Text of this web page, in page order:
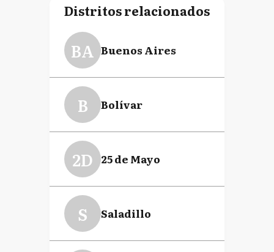
Distritos relacionados
BA Buenos Aires
B Bolívar
2D 25 de Mayo
S Saladillo